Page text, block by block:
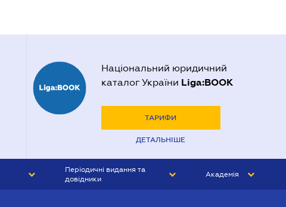
Національний юридичний
каталог України Liga:BOOK
ТАРИФИ
ДЕТАЛЬНІШЕ
Періодичні видання та
довідники
Академія